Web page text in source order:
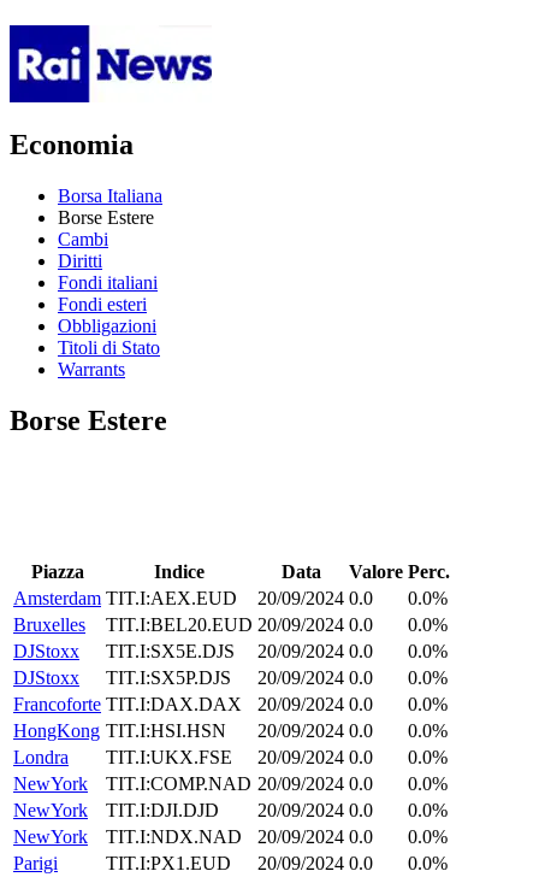
Economia
Borsa Italiana
Borse Estere
Cambi
Diritti
Fondi italiani
Fondi esteri
Obbligazioni
Titoli di Stato
Warrants
Borse Estere
Piazza Indice Data Valore Perc.
Amsterdam TIT.I:AEX.EUD 20/09/2024 0.0
0.0%
Bruxelles
TIT.I:BEL20.EUD 20/09/2024 0.0
0.0%
DJStoxx
TIT.I:SX5E.DJS 20/09/2024 0.0
0.0%
DJStoxx
TIT.I:SX5P.DJS 20/09/2024 0.0
0.0%
Francoforte TIT.I:DAX.DAX 20/09/2024 0.0
0.0%
HongKong TIT.I:HSI.HSN 20/09/2024 0.0
0.0%
Londra
TIT.I:UKX.FSE 20/09/2024 0.0
0.0%
NewYork
TIT.I:COMP.NAD 20/09/2024 0.0
0.0%
NewYork
TIT.I:DJI.DJD 20/09/2024 0.0
0.0%
NewYork
TIT.I:NDX.NAD 20/09/2024 0.0
0.0%
Parigi
TIT.I:PX1.EUD 20/09/2024 0.0
0.0%